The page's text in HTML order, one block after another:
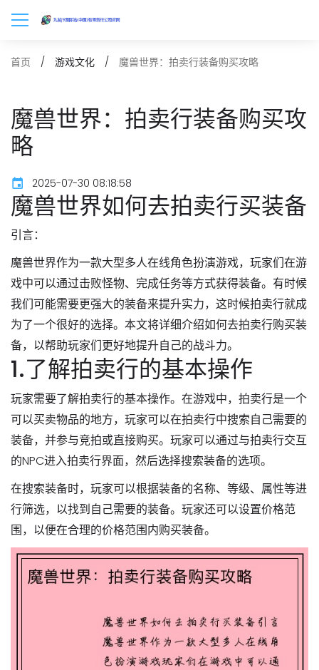
首页 游戏文化 魔兽世界：拍卖行装备购买攻略
魔兽世界：拍卖行装备购买攻
略
2025-07-30 08:18:58
魔兽世界如何去拍卖行买装备
引言：
魔兽世界作为一款大型多人在线角色扮演游戏，玩家们在游
戏中可以通过击败怪物、完成任务等方式获得装备。有时候
我们可能需要更强大的装备来提升实力，这时候拍卖行就成
为了一个很好的选择。本文将详细介绍如何去拍卖行购买装
备，以帮助玩家们更好地提升自己的战斗力。
1.了解拍卖行的基本操作
玩家需要了解拍卖行的基本操作。在游戏中，拍卖行是一个
可以买卖物品的地方，玩家可以在拍卖行中搜索自己需要的
装备，并参与竞拍或直接购买。玩家可以通过与拍卖行交互
的NPC进入拍卖行界面，然后选择搜索装备的选项。
在搜索装备时，玩家可以根据装备的名称、等级、属性等进
行筛选，以找到自己需要的装备。玩家还可以设置价格范
围，以便在合理的价格范围内购买装备。